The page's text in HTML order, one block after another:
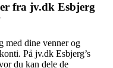
fra jv.dk Esbjerg
med dine venner og
På jv.dk Esbjerg’s
du kan dele de